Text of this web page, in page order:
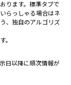
ります。標準タブで
らっしゃる場合はネ
、独自のアルゴリズ
。
日以降に順次情報が